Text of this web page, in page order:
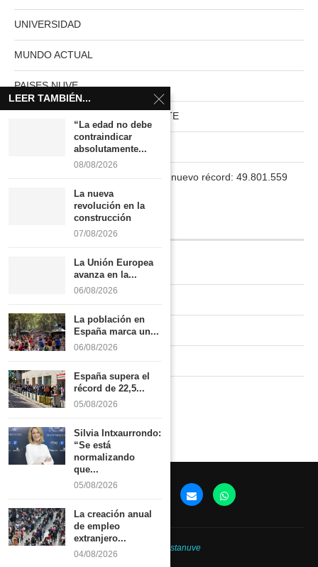
UNIVERSIDAD
MUNDO ACTUAL
PAISES NUVE
HABITAT RURAL AUTOSUFICIENTE
La población en España marca un nuevo récord: 49.801.559
Quiénes somos
Newsletter
Política de privacidad
Revistanuve
LEER TAMBIÉN...
“La edad no debe
contraindicar
absolutamente...
08/08/2026
La nueva
revolución en la
construcción
07/08/2026
La Unión Europea
avanza en la...
06/08/2026
La población en
España marca un...
06/08/2026
España supera el
récord de 22,5...
05/08/2026
Silvia Intxaurrondo:
“Se está
normalizando
que...
05/08/2026
La creación anual
de empleo
extranjero...
04/08/2026